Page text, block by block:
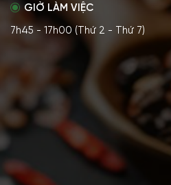
GIỜ LÀM VIỆC
7h45 - 17h00 (Thứ 2 - Thứ 7)